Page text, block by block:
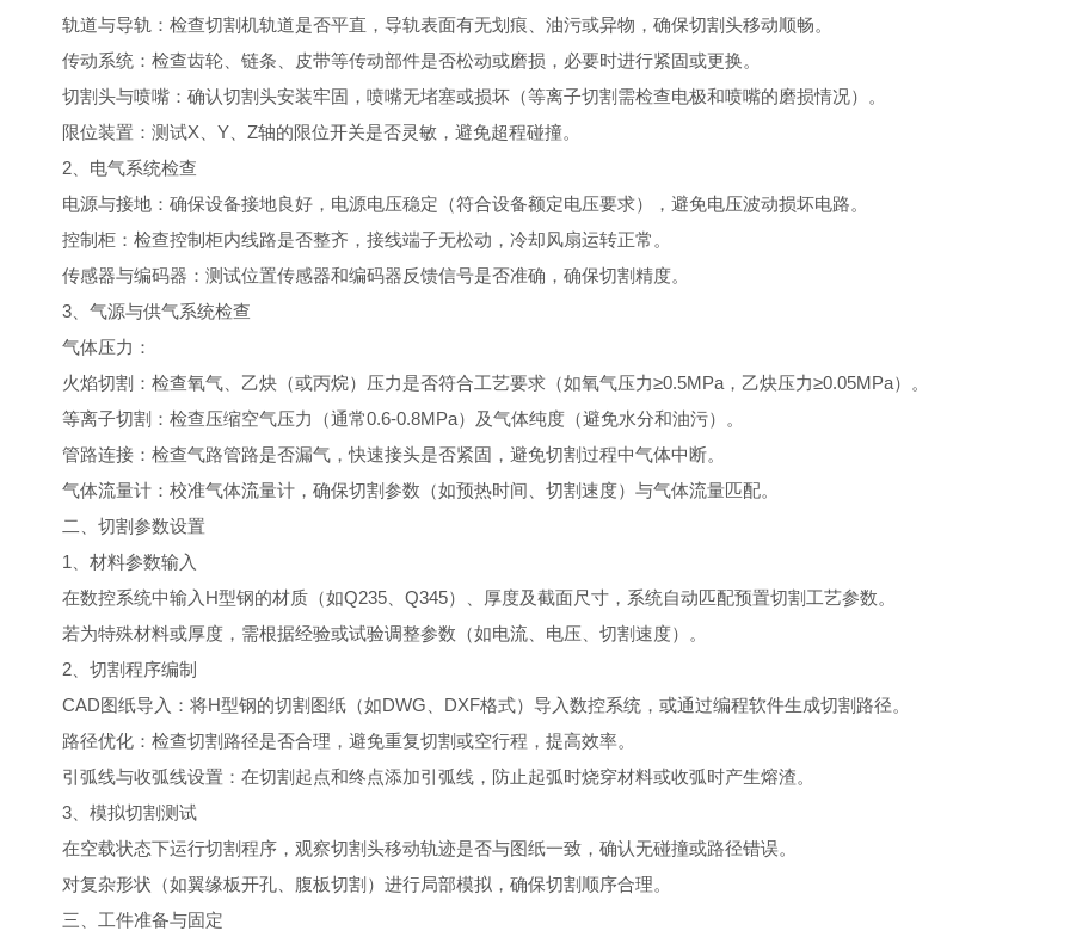
轨道与导轨：检查切割机轨道是否平直，导轨表面有无划痕、油污或异物，确保切割头移动顺畅。
传动系统：检查齿轮、链条、皮带等传动部件是否松动或磨损，必要时进行紧固或更换。
切割头与喷嘴：确认切割头安装牢固，喷嘴无堵塞或损坏（等离子切割需检查电极和喷嘴的磨损情况）。
限位装置：测试X、Y、Z轴的限位开关是否灵敏，避免超程碰撞。
2、电气系统检查
电源与接地：确保设备接地良好，电源电压稳定（符合设备额定电压要求），避免电压波动损坏电路。
控制柜：检查控制柜内线路是否整齐，接线端子无松动，冷却风扇运转正常。
传感器与编码器：测试位置传感器和编码器反馈信号是否准确，确保切割精度。
3、气源与供气系统检查
气体压力：
火焰切割：检查氧气、乙炔（或丙烷）压力是否符合工艺要求（如氧气压力≥0.5MPa，乙炔压力≥0.05MPa）。
等离子切割：检查压缩空气压力（通常0.6-0.8MPa）及气体纯度（避免水分和油污）。
管路连接：检查气路管路是否漏气，快速接头是否紧固，避免切割过程中气体中断。
气体流量计：校准气体流量计，确保切割参数（如预热时间、切割速度）与气体流量匹配。
二、切割参数设置
1、材料参数输入
在数控系统中输入H型钢的材质（如Q235、Q345）、厚度及截面尺寸，系统自动匹配预置切割工艺参数。
若为特殊材料或厚度，需根据经验或试验调整参数（如电流、电压、切割速度）。
2、切割程序编制
CAD图纸导入：将H型钢的切割图纸（如DWG、DXF格式）导入数控系统，或通过编程软件生成切割路径。
路径优化：检查切割路径是否合理，避免重复切割或空行程，提高效率。
引弧线与收弧线设置：在切割起点和终点添加引弧线，防止起弧时烧穿材料或收弧时产生熔渣。
3、模拟切割测试
在空载状态下运行切割程序，观察切割头移动轨迹是否与图纸一致，确认无碰撞或路径错误。
对复杂形状（如翼缘板开孔、腹板切割）进行局部模拟，确保切割顺序合理。
三、工件准备与固定